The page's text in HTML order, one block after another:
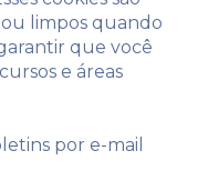
limpos quando
que você
e áreas
por e-mail